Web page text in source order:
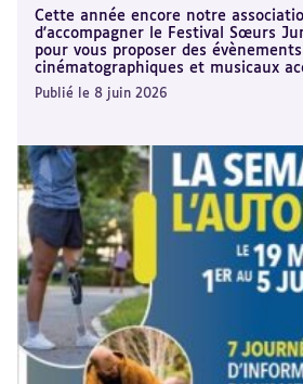
Cette année encore notre
d'accompagner le Festival Sœurs
pour vous proposer des évènements
cinématographiques et musicaux
Publié le 8 juin 2026